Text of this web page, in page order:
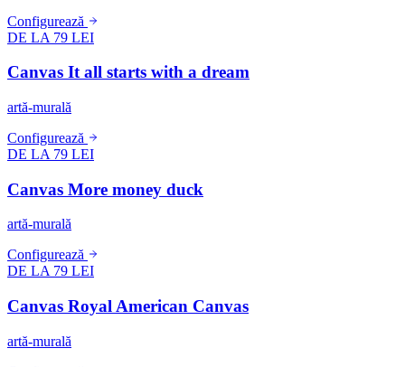
Configurează
DE LA 79 LEI
Canvas It all starts with a dream
artă-murală
Configurează
DE LA 79 LEI
Canvas More money duck
artă-murală
Configurează
DE LA 79 LEI
Canvas Royal American Canvas
artă-murală